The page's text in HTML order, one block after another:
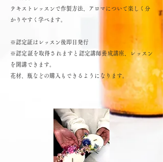
テキストレッスンで作製方法、アロマについて楽しく分
かりやすく学べます。
※認定証はレッスン後即日発行
※認定証を取得されますと 認定講師養成講座、レッスン
を開講できます。
​花材、瓶などの購入もできるようになります。